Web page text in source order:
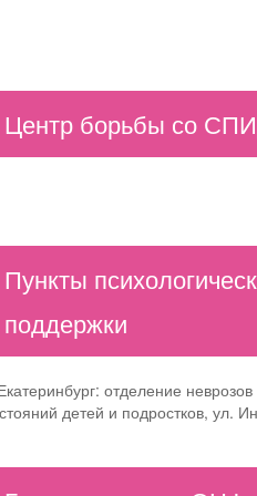
Центр борьбы со
Пункты
поддержки
отделение
детей и подростков, ул.